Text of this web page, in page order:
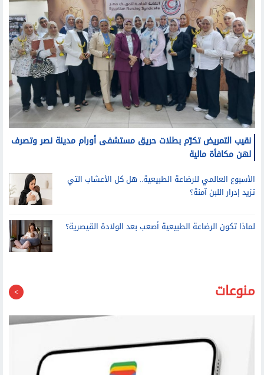
نقيب التمريض تكرّم بطلات حريق مستشفى أورام مدينة نصر وتصرف
لهن مكافأة مالية
الأسبوع العالمي للرضاعة الطبيعية.. هل كل الأعشاب التي
تزيد إدرار اللبن آمنة؟
لماذا تكون الرضاعة الطبيعية أصعب بعد الولادة القيصرية؟
منوعات